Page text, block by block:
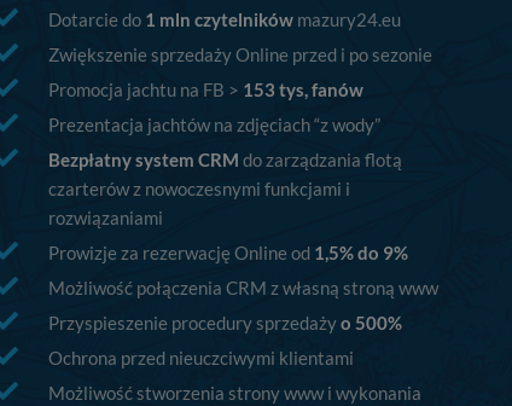
Dotarcie do 1 mln czytelnikówmazury24.eu
Zwiększenie sprzedaży Online przed i po sezonie
Promocja jachtu na FB > 153 tys, fanów
Prezentacja jachtów na zdjęciach “z wody”
Bezpłatny system CRM do zarządzania flotą
czarterów z nowoczesnymi funkcjami i
rozwiązaniami
Prowizje za rezerwację Online od 1,5% do 9%
Możliwość połączenia CRM z własną stroną www
Przyspieszenie procedury sprzedażyo 500%
Ochrona przed nieuczciwymi klientami
Możliwość stworzenia strony www i wykonania